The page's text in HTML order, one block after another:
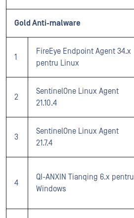
Gold Anti-malware
1
FireEye Endpoint Agent 34.x
pentru Linux
2
SentinelOne Linux Agent
21.10.4
3
SentinelOne Linux Agent
21.7.4
4
QI-ANXIN Tianqing 6.x pentru
Windows